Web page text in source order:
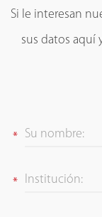
Si le interesan
sus datos aquí